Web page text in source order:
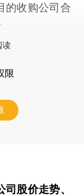
的收购公司合
读
限
司股价走势、